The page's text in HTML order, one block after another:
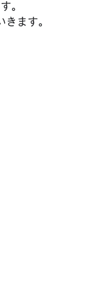
。
ます。